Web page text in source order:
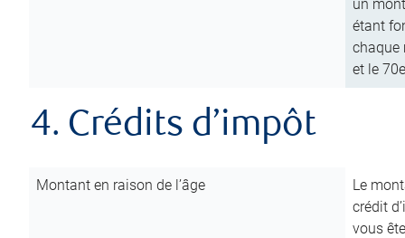
un
étant
chaque
et le
4. Crédits d’impôt
Montant en raison de l’âge
Le
crédit
vous